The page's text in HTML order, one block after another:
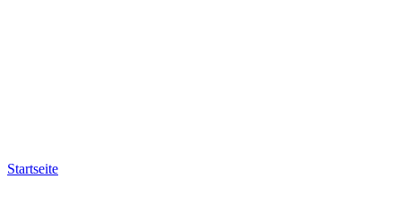
Startseite